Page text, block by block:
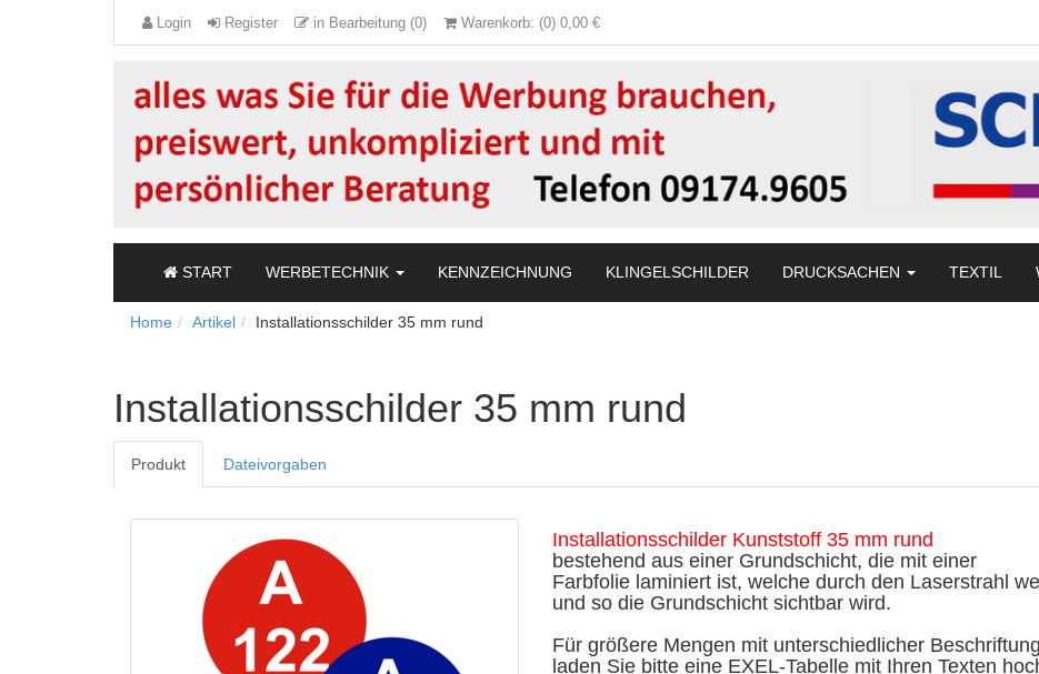
Login Register in Bearbeitung (0) Warenkorb: (0) 0,00 €
START WERBETECHNIK KENNZEICHNUNG KLINGELSCHILDER DRUCKSACHEN TEXTIL
Home Artikel Installationsschilder 35 mm rund
Installationsschilder 35 mm rund
Produkt Dateivorgaben
Installationsschilder Kunststoff 35 mm rund
bestehend aus einer Grundschicht, die mit einer
Farbfolie laminiert ist, welche durch den Laserstrahl
und so die Grundschicht sichtbar wird.
Für größere Mengen mit unterschiedlicher Beschriftung
laden Sie bitte eine EXEL-Tabelle mit Ihren Texten